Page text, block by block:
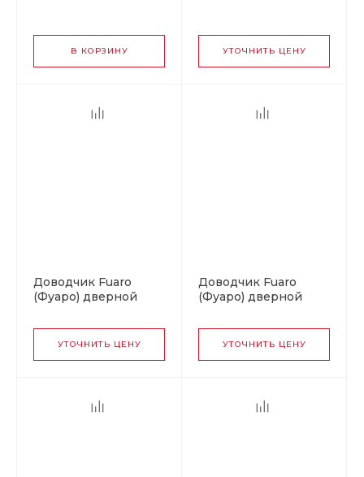
В КОРЗИНУ УТОЧНИТЬ ЦЕНУ
Доводчик Fuaro
(Фуаро) дверной
до 65 кг (белый)
УТОЧНИТЬ ЦЕНУ
Доводчик Fuaro
(Фуаро) дверной
до 45 кг (белый)
УТОЧНИТЬ ЦЕНУ